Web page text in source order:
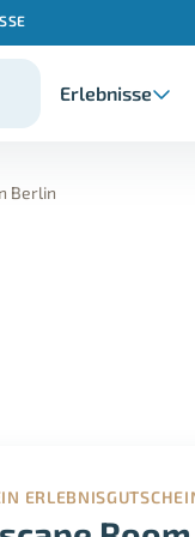
Erlebnisse
Berlin